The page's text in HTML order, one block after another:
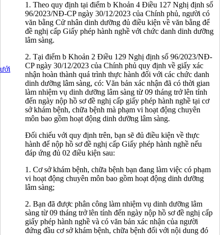
1. Theo quy định tại điểm b Khoản 4 Điều 127 Nghị định số
96/2023/NĐ-CP ngày 30/12/2023 của Chính phủ, người có
văn bằng Cử nhân dinh dưỡng đủ điều kiện về văn bằng để
đề nghị cấp Giấy phép hành nghề với chức danh dinh dưỡng
lâm sàng.
2. Tại điểm b Khoản 2 Điều 129 Nghị định số 96/2023/NĐ-
CP ngày 30/12/2023 của Chính phủ quy định về giấy xác
nhận hoàn thành quá trình thực hành đối với các chức danh
dinh dưỡng lâm sàng, có: Văn bản xác nhận đã có thời gian
làm nhiệm vụ dinh dưỡng lâm sàng từ 09 tháng trở lên tính
đến ngày nộp hồ sơ đề nghị cấp giấy phép hành nghề tại cơ
sở khám bệnh, chữa bệnh mà phạm vi hoạt động chuyên
môn bao gồm hoạt động dinh dưỡng lâm sàng.
Đối chiếu với quy định trên, bạn sẽ đủ điều kiện về thực
hành để nộp hồ sơ đề nghị cấp Giấy phép hành nghề nếu
đáp ứng đủ 02 điều kiện sau:
1. Cơ sở khám bệnh, chữa bệnh bạn đang làm việc có phạm
vi hoạt động chuyên môn bao gồm hoạt động dinh dưỡng
lâm sàng;
2. Bạn đã được phân công làm nhiệm vụ dinh dưỡng lâm
sàng từ 09 tháng trở lên tính đến ngày nộp hồ sơ đề nghị cấp
giấy phép hành nghề và có văn bản xác nhận của người
đứng đầu cơ sở khám bệnh, chữa bệnh đối với nội dung đó